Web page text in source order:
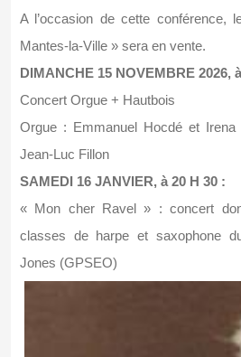
A l’occasion de cette conférence,
Mantes-la-Ville » sera en vente.
DIMANCHE 15 NOVEMBRE 2026,
Concert Orgue + Hautbois
Orgue : Emmanuel Hocdé et
Jean-Luc Fillon
SAMEDI 16 JANVIER, à 20 H 30 :
« Mon cher Ravel » : concert
classes de harpe et saxophone
Jones (GPSEO)